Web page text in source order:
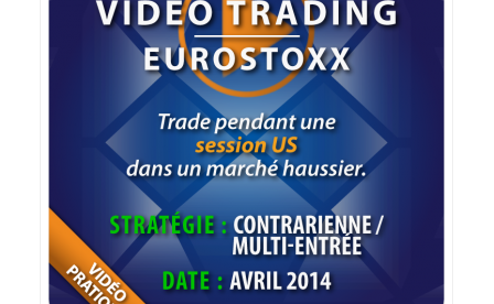
VIDÉOS TRADING GOLD
VIDÉOS TRADING PÉTROLE